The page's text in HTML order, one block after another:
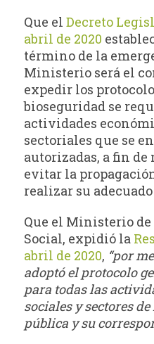
Que elDecreto
abril de 2020
término de la
Ministerio será el
expedir los
bioseguridad se
actividades
sectoriales que se
autorizadas, a fin
evitar la
realizar su
Que el Ministerio
Social, expidió la
abril de 2020, “por
adoptó el protocolo
para todas las
sociales y sectores
pública y su